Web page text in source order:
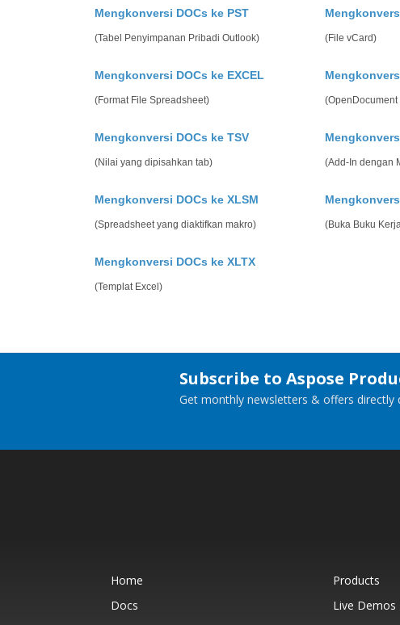
Mengkonversi DOCs ke PST
(Tabel Penyimpanan Pribadi Outlook) (File vCard)
Mengkonversi DOCs ke EXCEL
(Format File Spreadsheet)
Mengkonversi DOCs ke TSV
(Nilai yang dipisahkan tab) (Add-In dengan
Mengkonversi DOCs ke XLSM
(Spreadsheet yang diaktifkan makro) (Buka Buku
Mengkonversi DOCs ke XLTX
(Templat Excel)
Subscribe to Aspose
Get monthly newsletters & offers directly
Home Products
Docs
Live Demos